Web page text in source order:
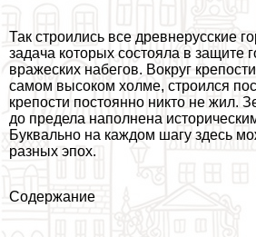
Так строились все древнерусские
задача которых состояла в защите
вражеских набегов. Вокруг
самом высоком холме, строился
крепости постоянно никто не жил.
до предела наполнена
Буквально на каждом шагу здесь
разных эпох.
Содержание